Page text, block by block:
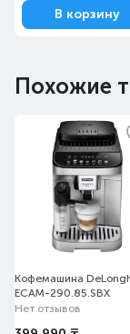
В корзину
Похожие
Кофемашина
ECAM-290.85.SBX
Нет отзывов